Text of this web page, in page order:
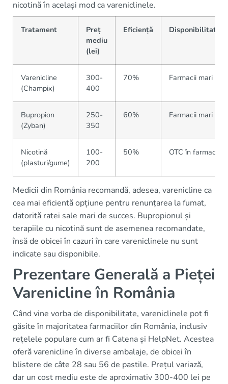
nicotină în același mod ca vareniclinele.
Tratament
Preț
mediu
(lei)
Eficiență Disponibilitate
Varenicline
(Champix)
300-
400
70% Farmacii mari
Bupropion
(Zyban)
250-
350
60% Farmacii mari
Nicotină
(plasturi/gume)
100-
200
50% OTC în farmacii
Medicii din România recomandă, adesea, varenicline ca
cea mai eficientă opțiune pentru renunțarea la fumat,
datorită ratei sale mari de succes. Bupropionul și
terapiile cu nicotină sunt de asemenea recomandate,
însă de obicei în cazuri în care vareniclinele nu sunt
indicate sau disponibile.
Prezentare Generală a Pieței
Varenicline în România
Când vine vorba de disponibilitate, vareniclinele pot fi
găsite în majoritatea farmaciilor din România, inclusiv
rețelele populare cum ar fi Catena și HelpNet. Acestea
oferă varenicline în diverse ambalaje, de obicei în
blistere de câte 28 sau 56 de pastile. Prețul variază,
dar un cost mediu este de aproximativ 300-400 lei pe